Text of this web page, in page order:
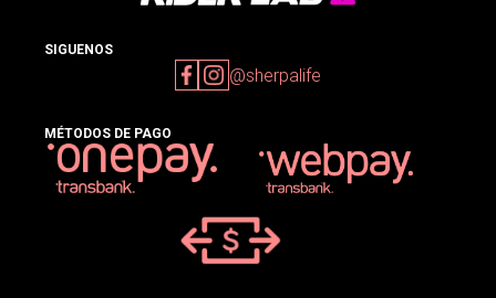
SIGUENOS
@sherpalife
MÉTODOS DE PAGO